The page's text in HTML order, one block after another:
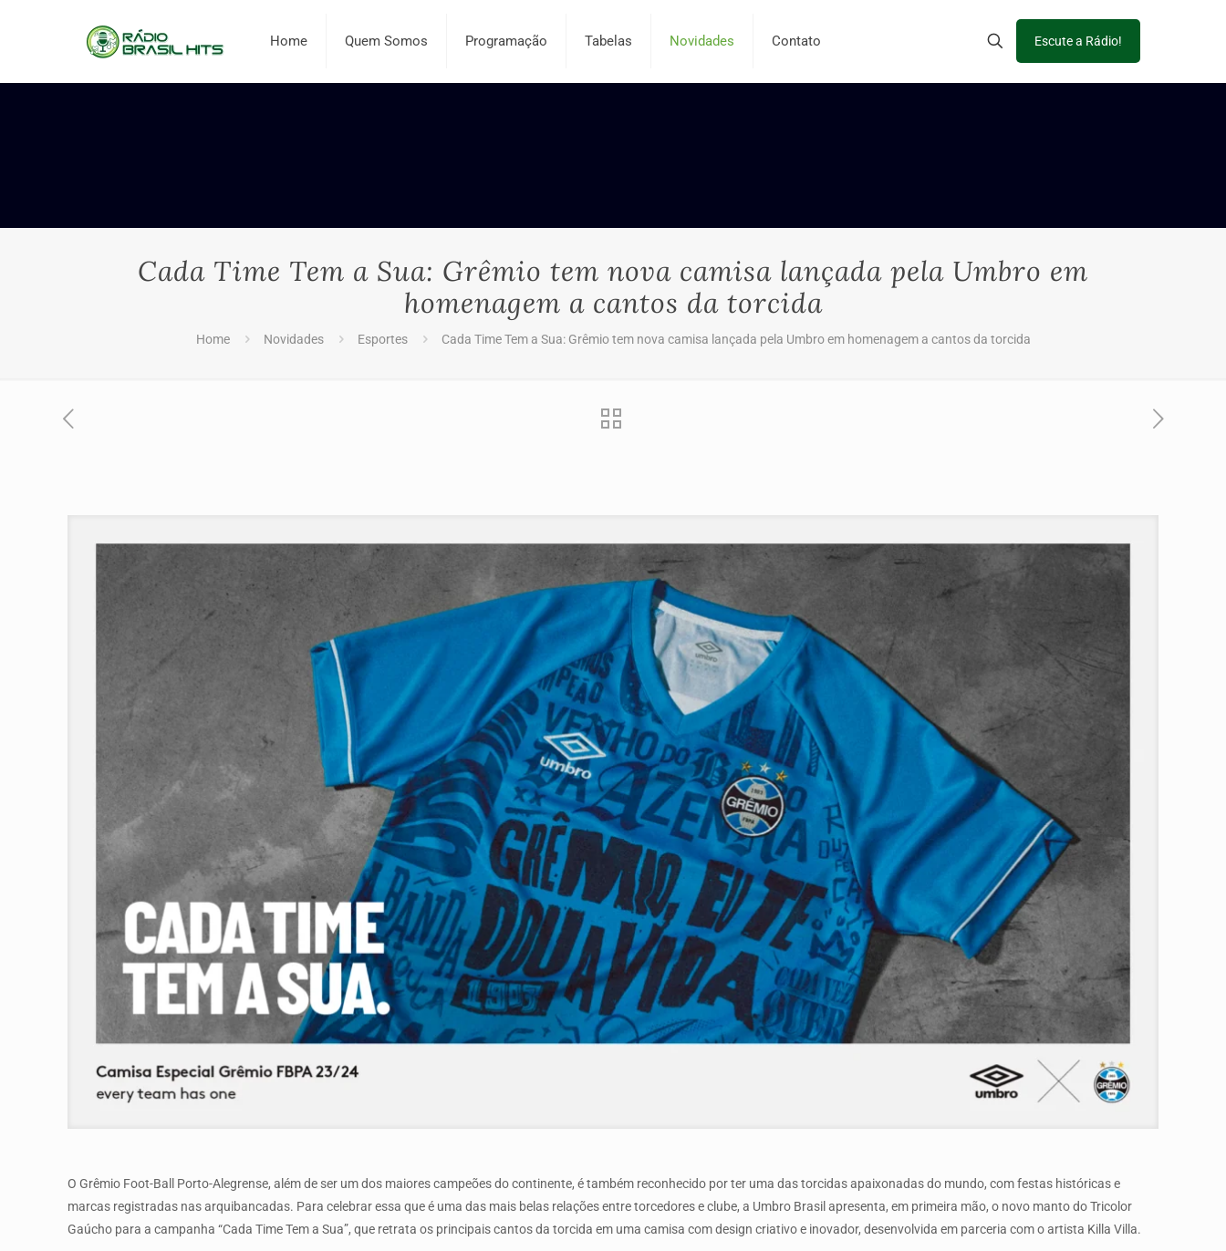
Home Quem Somos Programação Tabelas Novidades Contato Escute a Rádio!
Cada Time Tem a Sua: Grêmio tem nova camisa lançada pela Umbro em
homenagem a cantos da torcida
Home Novidades Esportes Cada Time Tem a Sua: Grêmio tem nova camisa lançada pela Umbro em homenagem a cantos da torcida
O Grêmio Foot-Ball Porto-Alegrense, além de ser um dos maiores campeões do continente, é também reconhecido por ter uma das torcidas apaixonadas do mundo, com festas históricas e
marcas registradas nas arquibancadas. Para celebrar essa que é uma das mais belas relações entre torcedores e clube, a Umbro Brasil apresenta, em primeira mão, o novo manto do Tricolor
Gaúcho para a campanha “Cada Time Tem a Sua”, que retrata os principais cantos da torcida em uma camisa com design criativo e inovador, desenvolvida em parceria com o artista Killa Villa.